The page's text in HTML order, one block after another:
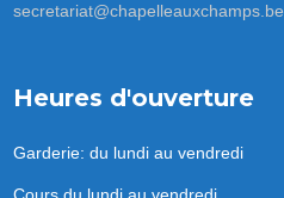
secretariat@chapelleauxchamps.be
Heures d'ouverture
Garderie: du lundi au vendredi